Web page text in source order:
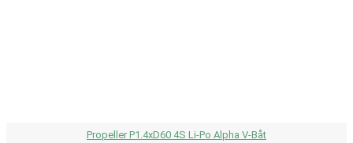
Propeller P1.4xD60 4S Li-Po Alpha V-Båt